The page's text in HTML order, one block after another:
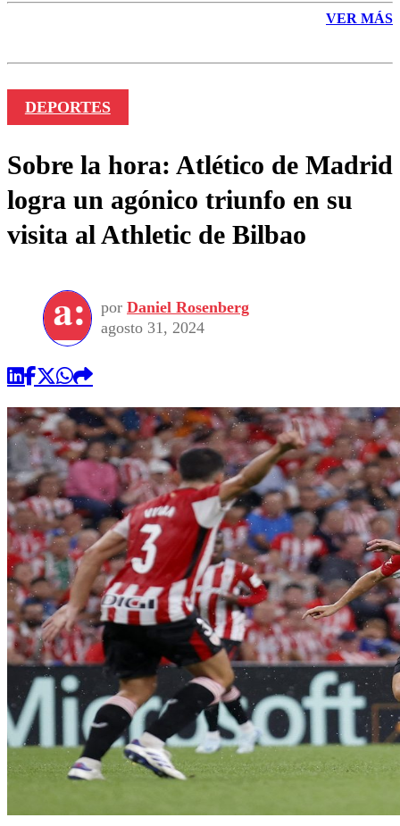
VER MÁS
DEPORTES
Sobre la hora: Atlético de Madrid
logra un agónico triunfo en su
visita al Athletic de Bilbao
por Daniel Rosenberg
agosto 31, 2024